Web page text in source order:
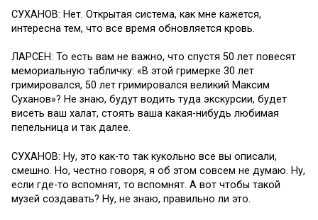
СУХАНОВ: Нет. Открытая система, как мне кажется,
интересна тем, что все время обновляется кровь.
ЛАРСЕН: То есть вам не важно, что спустя 50 лет повесят
мемориальную табличку: «В этой гримерке 30 лет
гримировался, 50 лет гримировался великий Максим
Суханов»? Не знаю, будут водить туда экскурсии, будет
висеть ваш халат, стоять ваша какая-нибудь любимая
пепельница и так далее.
СУХАНОВ: Ну, это как-то так кукольно все вы описали,
смешно. Но, честно говоря, я об этом совсем не думаю. Ну,
если где-то вспомнят, то вспомнят. А вот чтобы такой
музей создавать? Ну, не знаю, правильно ли это.